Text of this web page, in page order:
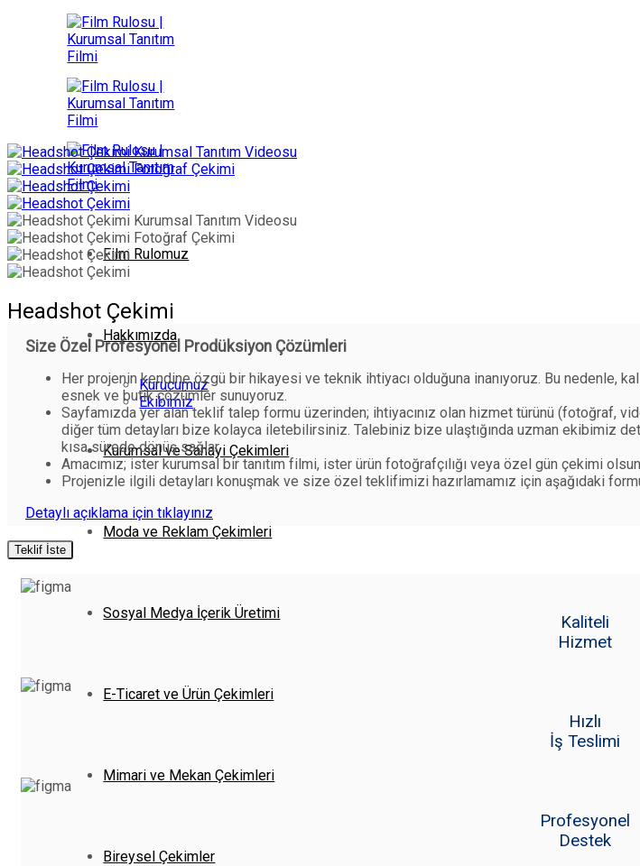
Film Rulomuz
Hakkımızda
Kurucumuz
Ekibimiz
Kurumsal ve Sanayi Çekimleri
Moda ve Reklam Çekimleri
Sosyal Medya İçerik Üretimi
E-Ticaret ve Ürün Çekimleri
Mimari ve Mekan Çekimleri
Bireysel Çekimler
Headshot Çekimi
Size Özel Profesyonel Prodüksiyon Çözümleri
Her projenin kendine özgü bir hikayesi ve teknik ihtiyacı olduğuna inanıyoruz. Bu nedenle,
esnek ve butik çözümler sunuyoruz.
Sayfamızda yer alan teklif talep formu üzerinden; ihtiyacınız olan hizmet türünü (fotoğraf,
diğer tüm detayları bize kolayca iletebilirsiniz. Talebiniz bize ulaştığında uzman ekibimiz
kısa sürede dönüş sağlar.
Amacımız; ister kurumsal bir tanıtım filmi, ister ürün fotoğrafçılığı veya özel gün çekimi
Projenizle ilgili detayları konuşmak ve size özel teklifimizi hazırlamamız için aşağıdaki
Detaylı açıklama için tıklayınız
Teklif İste
Kaliteli
Hizmet
Hızlı
İş Teslimi
Profesyonel
Destek